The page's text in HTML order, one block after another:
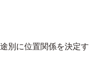
別に位置関係を決定す